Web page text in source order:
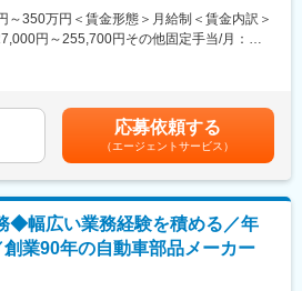
す。
ております。全国区でサービスを展開して
でトップを争う取り扱い台数です。現在、
」から「オークション出品」までをトータ
車輸送をはじめ、「登録代行」「車両廃
・中古車 輸送関連業務の総合ソリューショ
転予定
、見積書作成、発送や取付手配など多岐に
て、取引先との円滑なコミュニケーション
進に携わります。
電子FAXでの注文書受領および内容確認
注データ入力
取引先へのご案内
ァイリング
雑な問い合わせ対応や業務改善提案にも参
～350万円＜賃金形態＞月給制＜賃金内訳＞
円～255,700円その他固定手当/月：
3,000円賃金はあくまでも目安の金額であ
する可能性があります。月給(月額)は固定手
応募依頼する
（エージェントサービス）
◆幅広い業務経験を積める／年
業90年の自動車部品メーカー